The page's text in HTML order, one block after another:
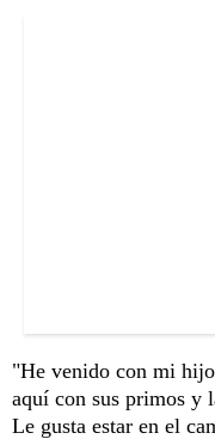
"He venido con mi
aquí con sus primos y
Le gusta estar en el